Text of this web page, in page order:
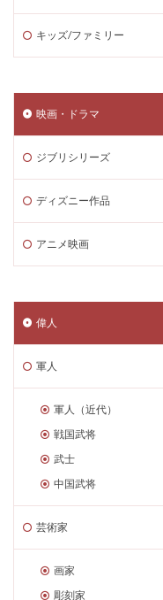
キッズ/ファミリー
映画・ドラマ
ジブリシリーズ
ディズニー作品
アニメ映画
偉人
軍人
軍人（近代）
戦国武将
武士
中国武将
芸術家
画家
彫刻家